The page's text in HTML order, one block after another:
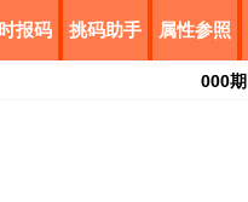
报码 挑码助手 属性参照
000期